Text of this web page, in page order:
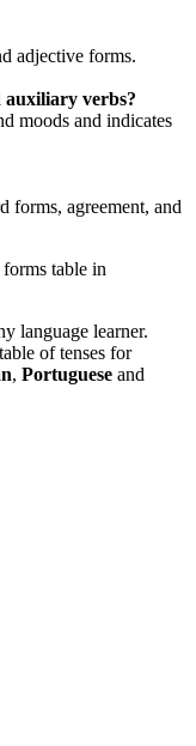
adjective forms.
auxiliary verbs?
moods and indicates
forms, agreement, and
table in
language learner.
of tenses for
, Portuguese and